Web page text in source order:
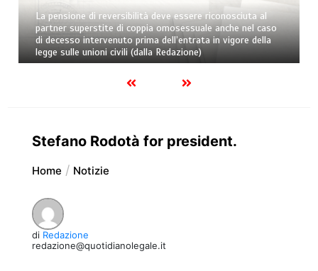
essere riconosciuta al
anche nel caso
in vigore della
Se l’operatore economico non
dell’impresa affittante
giudiziale, non matura la
d’appalto (dalla Redazione)
Stefano Rodotà for president.
Home Notizie
di Redazione
redazione@quotidianolegale.it